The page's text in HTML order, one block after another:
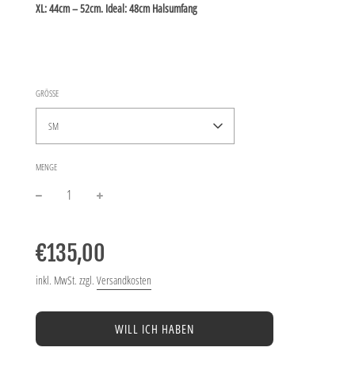
XL: 44cm – 52cm. Ideal: 48cm Halsumfang
GRÖSSE
SM
MENGE
Preis
€135,00
inkl. MwSt. zzgl. Versandkosten
WILL ICH HABEN